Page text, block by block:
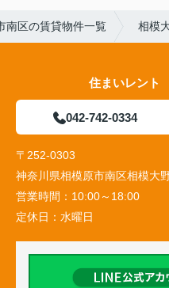
南区の賃貸物件一覧 相模
住まいレント
042-742-0334
〒252-0303
神奈川県相模原市南区相模大
営業時間： 10:00～18:00
定休日： 水曜日